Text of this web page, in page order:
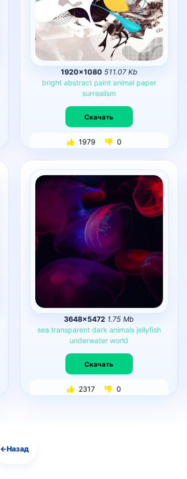
1920×1080 511.07 Kb
bright abstract paint animal paper
surrealism
Скачать
1979 0
3648×5472 1.75 Mb
sea transparent dark animals jellyfish
underwater world
Скачать
2317 0
Навигация
←Назад